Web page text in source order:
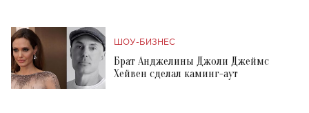
ШОУ-БИЗНЕС
Брат Анджелины Джоли Джеймс
Хейвен сделал каминг-аут